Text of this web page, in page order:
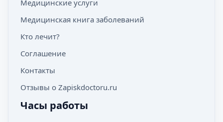
Медицинские услуги
Медицинская книга заболеваний
Кто лечит?
Соглашение
Контакты
Отзывы о Zapiskdoctoru.ru
Часы работы